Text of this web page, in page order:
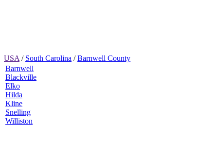
USA / South Carolina /Barnwell County
Barnwell
Blackville
Elko
Hilda
Kline
Snelling
Williston